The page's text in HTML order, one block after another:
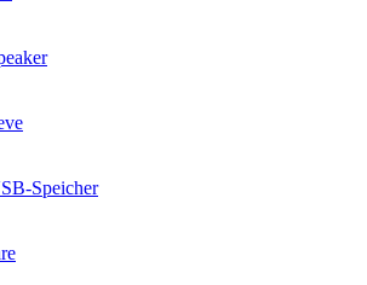
Speicher